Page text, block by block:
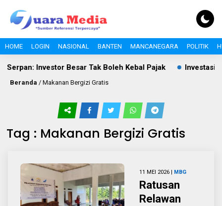
HOME LOGIN NASIONAL BANTEN MANCANEGARA POLITIK
Investor Besar Tak Boleh Kebal Pajak Investasi
Beranda / Makanan Bergizi Gratis
Tag : Makanan Bergizi Gratis
11 MEI 2026 | MBG
Ratusan
Relawan